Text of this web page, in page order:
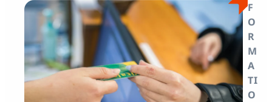
F
O
R
M
A
TI
O